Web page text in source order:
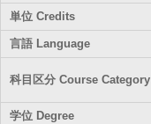
単位 Credits
言語 Language
科目区分 Course Category
学位 Degree